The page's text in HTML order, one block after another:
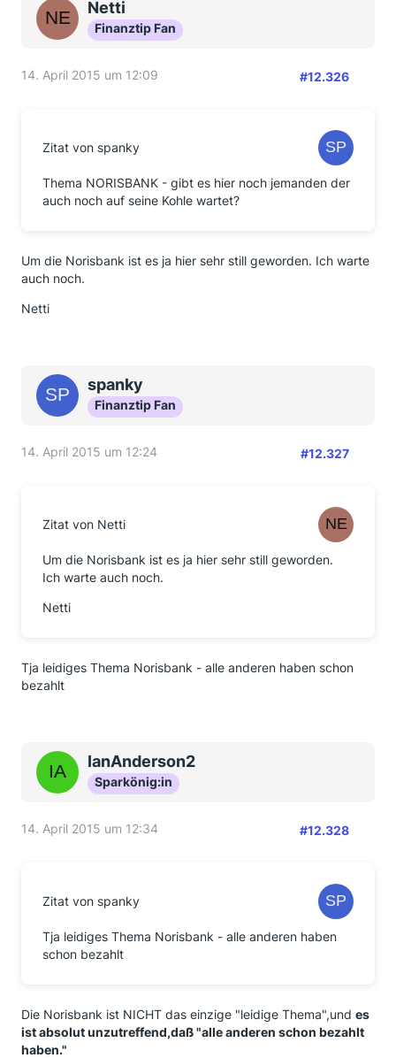
Netti
Finanztip Fan
14. April 2015 um 12:09 #12.326
Zitat von spanky
Thema NORISBANK - gibt es hier noch jemanden der
auch noch auf seine Kohle wartet?
Um die Norisbank ist es ja hier sehr still geworden. Ich warte
auch noch.
Netti
spanky
Finanztip Fan
14. April 2015 um 12:24 #12.327
Zitat von Netti
Um die Norisbank ist es ja hier sehr still geworden.
Ich warte auch noch.
Netti
Tja leidiges Thema Norisbank - alle anderen haben schon
bezahlt
IanAnderson2
Sparkönig:in
14. April 2015 um 12:34 #12.328
Zitat von spanky
Tja leidiges Thema Norisbank - alle anderen haben
schon bezahlt
Die Norisbank ist NICHT das einzige "leidige Thema",und es
ist absolut unzutreffend,daß "alle anderen schon bezahlt
haben."